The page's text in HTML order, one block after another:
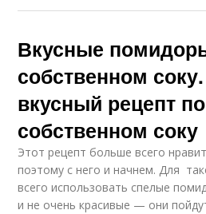
Вкусные
собственном
вкусный рецепт
собственном соку
Этот рецепт больше всего
поэтому с него и начнем. Для
всего использовать спелые
и не очень красивые — они